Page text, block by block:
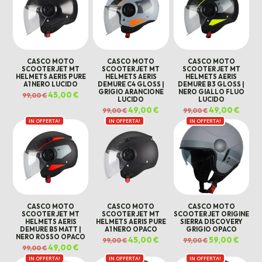
CASCO MOTO
SCOOTER JET MT
HELMETS AERIS PURE
A1 NERO LUCIDO
99,00€Il
prezzo
99,00 €.
45,00€
45,00 €.
CASCO MOTO
SCOOTER JET MT
HELMETS AERIS
DEMURE C4 GLOSS |
GRIGIO ARANCIONE
LUCIDO
99,00€Il
prezzo
originale
era:
99,00 €.
49,00€
attuale
49,00 €.
CASCO MOTO
SCOOTER JET MT
HELMETS AERIS
DEMURE B3 GLOSS |
NERO GIALLO FLUO
LUCIDO
99,00€Il
prezzo
originale
era:
49,00€Il
49,00
IN OFFERTA!
CASCO MOTO
SCOOTER JET MT
HELMETS AERIS
DEMURE B5 MATT |
NERO ROSSO OPACO
99,00€Il
prezzo
originale
49,00€
attuale
IN OFFERTA!
CASCO MOTO
SCOOTER JET MT
HELMETS AERIS PURE
A1 NERO OPACO
99,00€Il
prezzo
era:
45,00€
è:
IN OFFERTA!
CASCO MOTO
SCOOTER JET ORIGINE
SIERRA DISCOVERY
GRIGIO OPACO
99,00€ Il
prezzo
era:
59,00€
è:
IN OFFERTA! IN OFFERTA! IN OFFERTA!